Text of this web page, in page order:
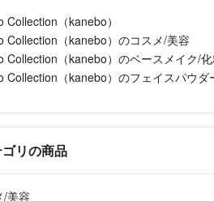
Collection（kanebo）
Collection（kanebo）のコスメ/美容
Collection（kanebo）のベースメイク/
Collection（kanebo）のフェイスパウダ
リの商品
/美容